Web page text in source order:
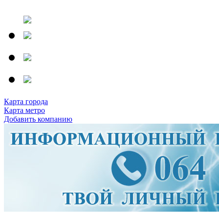
Карта города
Карта метро
Добавить компанию